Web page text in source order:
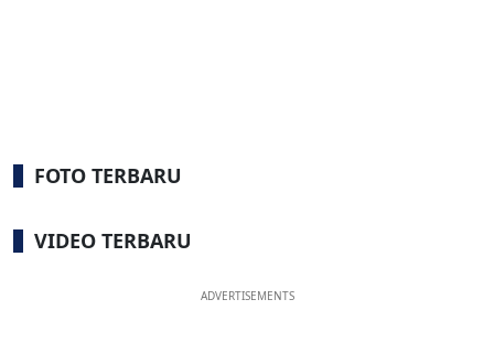
FOTO TERBARU
VIDEO TERBARU
ADVERTISEMENTS